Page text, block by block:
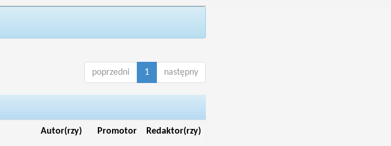
poprzedni 1 następny
Autor(rzy) Promotor Redaktor(rzy)